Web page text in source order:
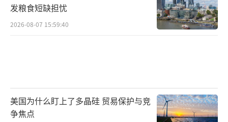
发粮食短缺担忧
2026-08-07 15:59:40
美国为什么盯上了多晶硅 贸易保护与竞
争焦点